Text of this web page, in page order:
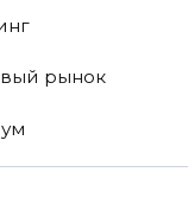
рынок